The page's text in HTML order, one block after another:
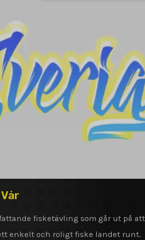
fisketävling som går ut på
enkelt och roligt fiske landet runt.